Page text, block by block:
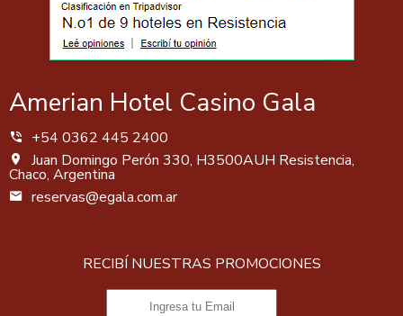
Amerian Hotel Casino Gala
+54 0362 445 2400
Juan Domingo Perón 330, H3500AUH Resistencia,
Chaco, Argentina
reservas@egala.com.ar
RECIBÍ NUESTRAS PROMOCIONES